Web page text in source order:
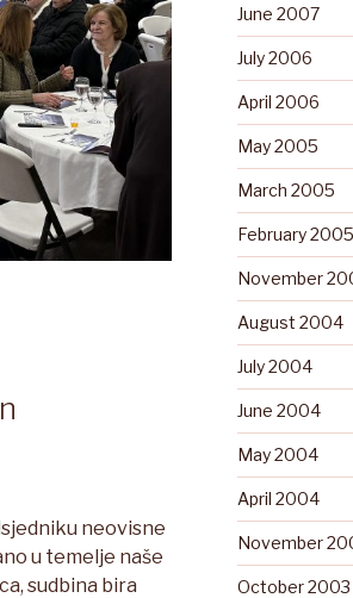
neovisne
u temelje naše
sudbina bira
June 2007
July 2006
April 2006
May 2005
March 2005
February 2005
November
August 2004
July 2004
June 2004
May 2004
April 2004
November
October 2003